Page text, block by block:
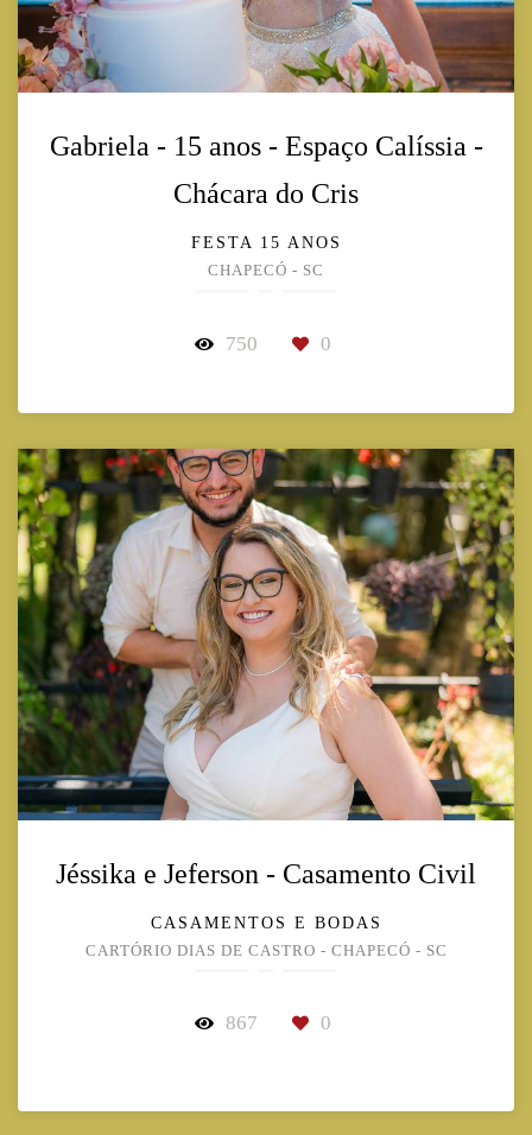
Gabriela - 15 anos - Espaço Calíssia -
Chácara do Cris
FESTA 15 ANOS
CHAPECÓ - SC
750 0
Jéssika e Jeferson - Casamento Civil
CASAMENTOS E BODAS
CARTÓRIO DIAS DE CASTRO - CHAPECÓ - SC
867 0